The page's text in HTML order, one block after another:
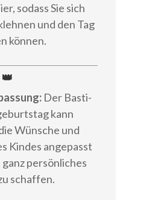
sodass Sie sich
und den Tag
können.
👑
Der Basti-
kann
Wünsche und
Kindes angepasst
persönliches
schaffen.